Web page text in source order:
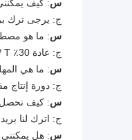
س: كيف
ج: يرجى ترك
س: ما هو
ج: عادة 30٪ T / T إيداع ، الدفع بالكامل قبل الشحن.
س: ما هي
ج: دورة إنتاج مقاييس الديناميات هي 6-8 أسابيع ،
س: كيف نحصل
ج: اترك لنا
س: هل يمكنني